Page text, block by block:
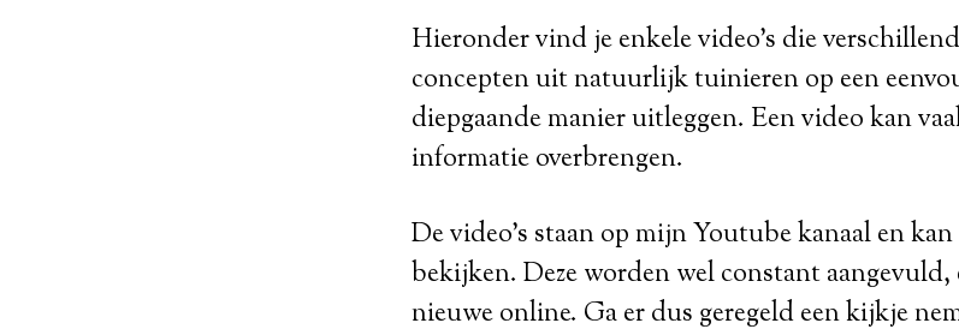
Hieronder vind je enkele video's die
concepten uit natuurlijk tuinieren op een
diepgaande manier uitleggen. Een video kan
informatie overbrengen.
De video's staan op mijn Youtube kanaal en kan
bekijken. Deze worden wel constant aangevuld,
nieuwe online. Ga er dus geregeld een kijkje